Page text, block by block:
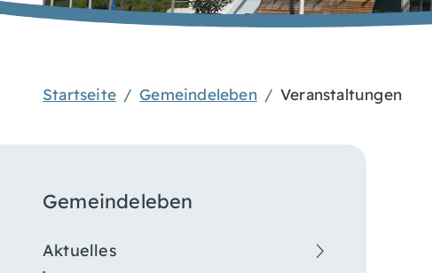
Startseite Gemeindeleben Veranstaltungen
Gemeindeleben
Aktuelles